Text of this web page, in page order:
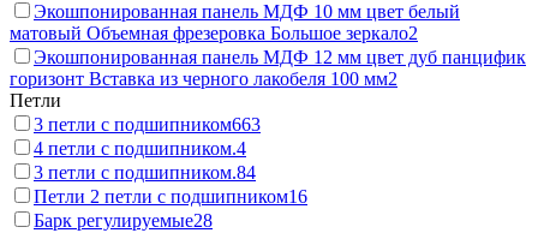
Экошпонированная панель МДФ 10 мм цвет белый
матовый Объемная фрезеровка Большое зеркало2
Экошпонированная панель МДФ 12 мм цвет дуб панцифик
горизонт Вставка из черного лакобеля 100 мм2
Петли
3 петли с подшипником663
4 петли с подшипником.4
3 петли с подшипником.84
Петли 2 петли с подшипником16
Барк регулируемые28